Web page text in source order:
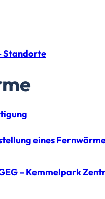
Standorte
eines
– Kemmelpark